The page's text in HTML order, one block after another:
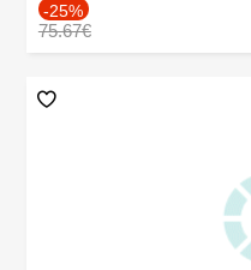
-25%
75.67€